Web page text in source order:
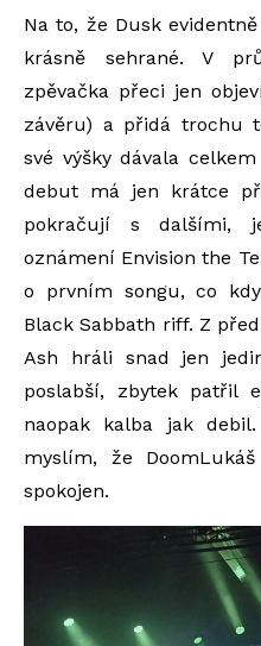
Na to, že Dusk
krásně sehrané. V
zpěvačka přeci jen
závěru) a přidá trochu
své výšky dávala
debut má jen krátce
pokračují s dalšími,
oznámení Envision the
o prvním songu, co
Black Sabbath riff. Z
Ash hráli snad jen
poslabší, zbytek patřil
naopak kalba jak
myslím, že
spokojen.